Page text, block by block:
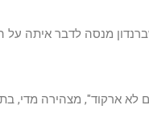
מנסה לדבר איתה
לא ארקוד", מצהירה מדי,